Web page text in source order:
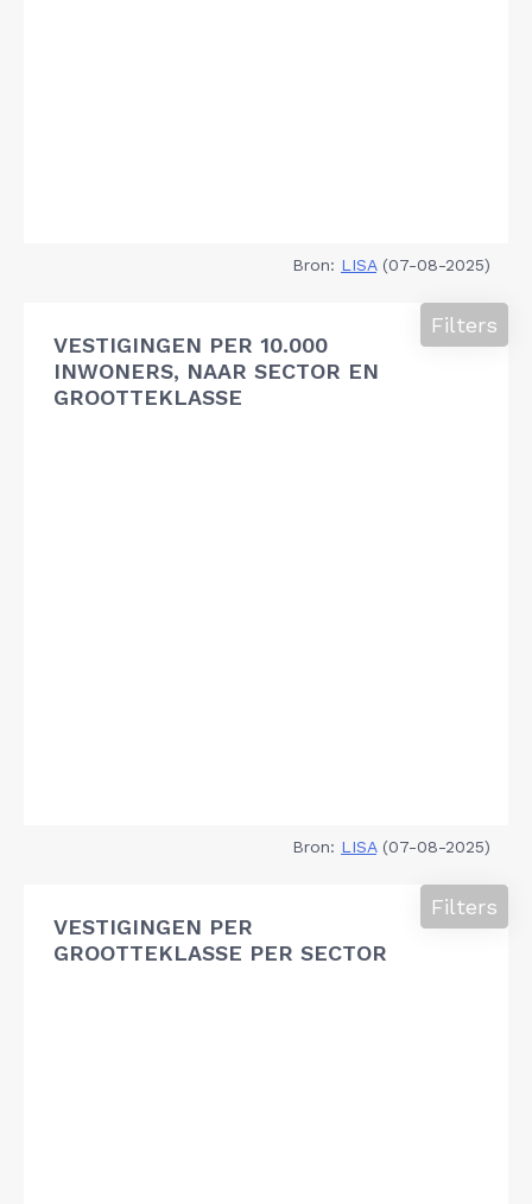
Bron: LISA(07-08-2025)
VESTIGINGEN PER 10.000
INWONERS, NAAR SECTOR EN
GROOTTEKLASSE
Filters
Bron: LISA(07-08-2025)
VESTIGINGEN PER
GROOTTEKLASSE PER SECTOR
Filters